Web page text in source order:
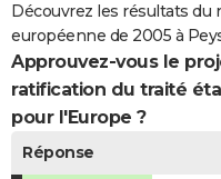
FORUM
Bricolage
Lifestyle
Culture
Sport
Auto
Television
Voyage
Cinema
Découvrez les résultats
européenne de 2005 à
Approuvez-vous le
ratification du traité
pour l'Europe ?
Réponse